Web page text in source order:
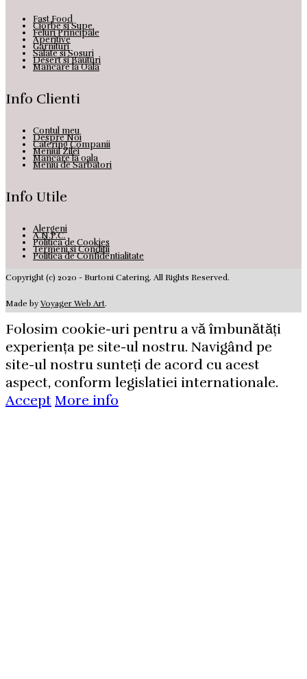
Fast Food
Ciorbe si Supe
Feluri Principale
Aperitive
Garnituri
Salate si Sosuri
Desert si Bauturi
Mancare la Oala
Info Clienti
Contul meu
Despre Noi
Catering Companii
Meniul Zilei
Mancare la oala
Meniu de Sarbatori
Info Utile
Alergeni
A.N.P.C.
Politica de Cookies
Termeni si Conditii
Politica de Confidentialitate
Copyright (c) 2020 - Burtoni Catering. All Rights Reserved.
Made by Voyager Web Art.
Folosim cookie-uri pentru a vă îmbunătăți
experiența pe site-ul nostru. Navigând pe
site-ul nostru sunteți de acord cu acest
aspect, conform legislatiei internationale.
Accept More info